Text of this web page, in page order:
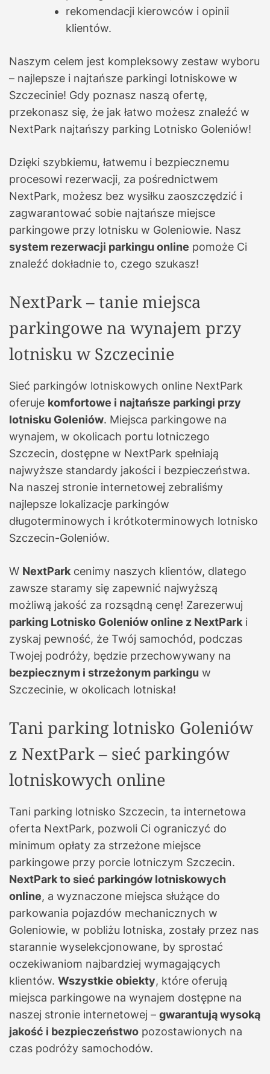
rekomendacji kierowców i opinii
klientów.
Naszym celem jest kompleksowy zestaw wyboru
– najlepsze i najtańsze parkingi lotniskowe w
Szczecinie! Gdy poznasz naszą ofertę,
przekonasz się, że jak łatwo możesz znaleźć w
NextPark najtańszy parking Lotnisko Goleniów!
Dzięki szybkiemu, łatwemu i bezpiecznemu
procesowi rezerwacji, za pośrednictwem
NextPark, możesz bez wysiłku zaoszczędzić i
zagwarantować sobie najtańsze miejsce
parkingowe przy lotnisku w Goleniowie. Nasz
system rezerwacji parkingu online pomoże Ci
znaleźć dokładnie to, czego szukasz!
NextPark – tanie miejsca
parkingowe na wynajem przy
lotnisku w Szczecinie
Sieć parkingów lotniskowych online NextPark
oferuje komfortowe i najtańsze parkingi przy
lotnisku Goleniów. Miejsca parkingowe na
wynajem, w okolicach portu lotniczego
Szczecin, dostępne w NextPark spełniają
najwyższe standardy jakości i bezpieczeństwa.
Na naszej stronie internetowej zebraliśmy
najlepsze lokalizacje parkingów
długoterminowych i krótkoterminowych lotnisko
Szczecin-Goleniów.
W NextPark cenimy naszych klientów, dlatego
zawsze staramy się zapewnić najwyższą
możliwą jakość za rozsądną cenę! Zarezerwuj
parking Lotnisko Goleniów online z NextPark i
zyskaj pewność, że Twój samochód, podczas
Twojej podróży, będzie przechowywany na
bezpiecznym i strzeżonym parkingu w
Szczecinie, w okolicach lotniska!
Tani parking lotnisko Goleniów
z NextPark – sieć parkingów
lotniskowych online
Tani parking lotnisko Szczecin, ta internetowa
oferta NextPark, pozwoli Ci ograniczyć do
minimum opłaty za strzeżone miejsce
parkingowe przy porcie lotniczym Szczecin.
NextPark to sieć parkingów lotniskowych
online, a wyznaczone miejsca służące do
parkowania pojazdów mechanicznych w
Goleniowie, w pobliżu lotniska, zostały przez nas
starannie wyselekcjonowane, by sprostać
oczekiwaniom najbardziej wymagających
klientów. Wszystkie obiekty, które oferują
miejsca parkingowe na wynajem dostępne na
naszej stronie internetowej – gwarantują wysoką
jakość i bezpieczeństwo pozostawionych na
czas podróży samochodów.